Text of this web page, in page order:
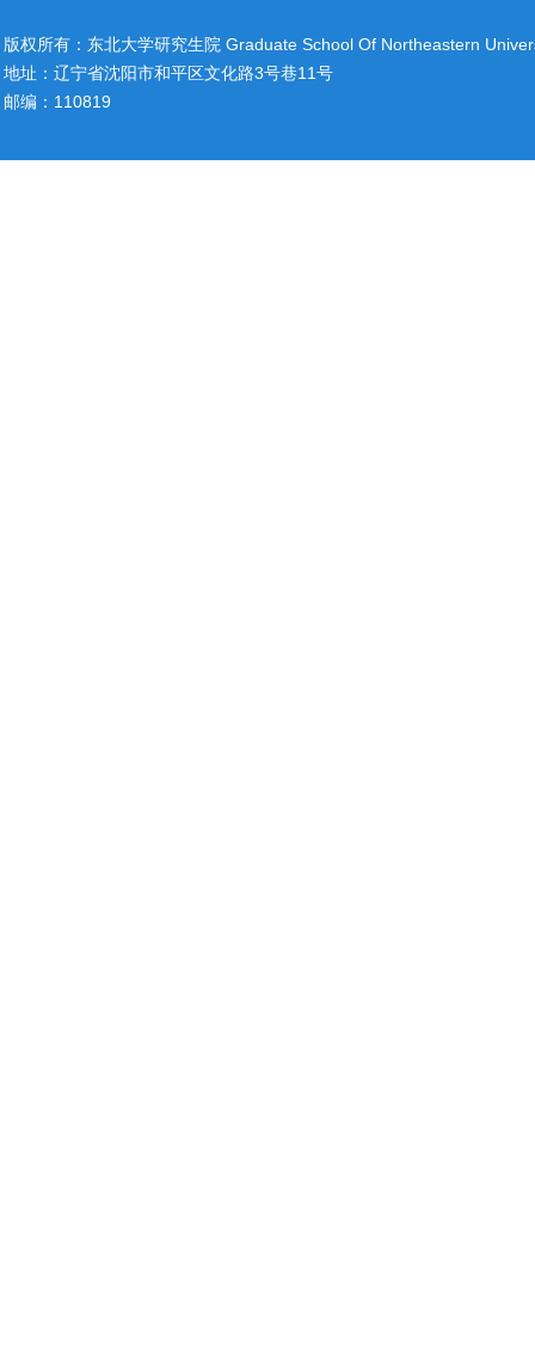
版权所有：东北大学研究生院 Graduate School Of Northeastern
地址：辽宁省沈阳市和平区文化路3号巷11号
邮编：110819